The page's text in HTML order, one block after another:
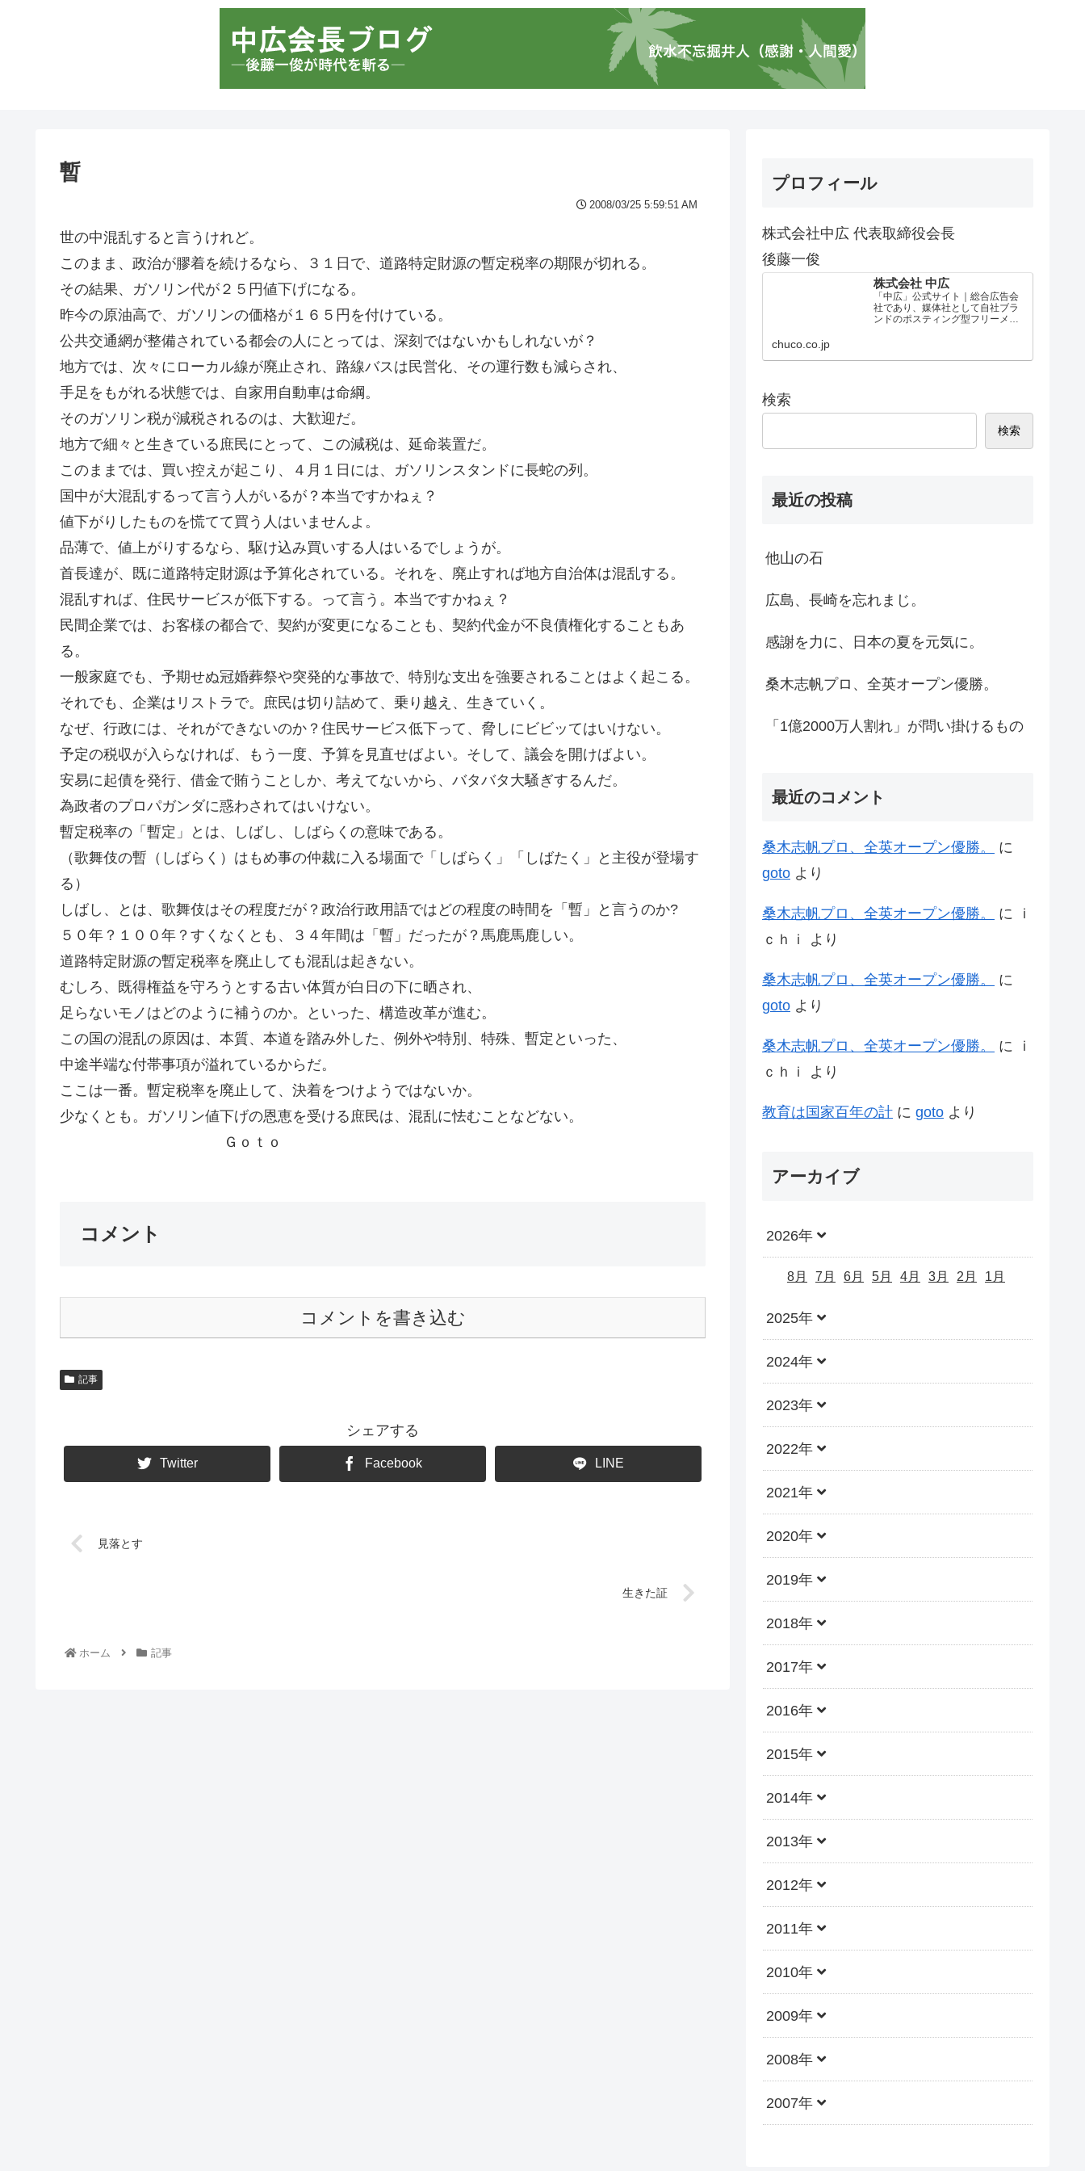
暫
2008/03/25 5:59:51 AM
世の中混乱すると言うけれど。
このまま、政治が膠着を続けるなら、３１日で、道路特定財源の暫定税率の期限が切れる。
その結果、ガソリン代が２５円値下げになる。
昨今の原油高で、ガソリンの価格が１６５円を付けている。
公共交通網が整備されている都会の人にとっては、深刻ではないかもしれないが？
地方では、次々にローカル線が廃止され、路線バスは民営化、その運行数も減らされ、
手足をもがれる状態では、自家用自動車は命綱。
そのガソリン税が減税されるのは、大歓迎だ。
地方で細々と生きている庶民にとって、この減税は、延命装置だ。
このままでは、買い控えが起こり、４月１日には、ガソリンスタンドに長蛇の列。
国中が大混乱するって言う人がいるが？本当ですかねぇ？
値下がりしたものを慌てて買う人はいませんよ。
品薄で、値上がりするなら、駆け込み買いする人はいるでしょうが。
首長達が、既に道路特定財源は予算化されている。それを、廃止すれば地方自治体は混乱する。
混乱すれば、住民サービスが低下する。って言う。本当ですかねぇ？
民間企業では、お客様の都合で、契約が変更になることも、契約代金が不良債権化することもあ
る。
一般家庭でも、予期せぬ冠婚葬祭や突発的な事故で、特別な支出を強要されることはよく起こる。
それでも、企業はリストラで。庶民は切り詰めて、乗り越え、生きていく。
なぜ、行政には、それができないのか？住民サービス低下って、脅しにビビッてはいけない。
予定の税収が入らなければ、もう一度、予算を見直せばよい。そして、議会を開けばよい。
安易に起債を発行、借金で賄うことしか、考えてないから、バタバタ大騒ぎするんだ。
為政者のプロパガンダに惑わされてはいけない。
暫定税率の「暫定」とは、しばし、しばらくの意味である。
（歌舞伎の暫（しばらく）はもめ事の仲裁に入る場面で「しばらく」「しばたく」と主役が登場す
る）
しばし、とは、歌舞伎はその程度だが？政治行政用語ではどの程度の時間を「暫」と言うのか?
５０年？１００年？すくなくとも、３４年間は「暫」だったが？馬鹿馬鹿しい。
道路特定財源の暫定税率を廃止しても混乱は起きない。
むしろ、既得権益を守ろうとする古い体質が白日の下に晒され、
足らないモノはどのように補うのか。といった、構造改革が進む。
この国の混乱の原因は、本質、本道を踏み外した、例外や特別、特殊、暫定といった、
中途半端な付帯事項が溢れているからだ。
ここは一番。暫定税率を廃止して、決着をつけようではないか。
少なくとも。ガソリン値下げの恩恵を受ける庶民は、混乱に怯むことなどない。
Ｇｏｔｏ
コメント
コメントを書き込む
記事
シェアする
Twitter Facebook LINE
見落とす
生きた証
ホーム 記事
プロフィール
株式会社中広 代表取締役会長
後藤一俊
株式会社 中広
「中広」公式サイト｜総合広告会
社であり、媒体社として自社ブラ
ンドのポスティング型フリーメデ
chuco.co.jp
検索
検索
最近の投稿
他山の石
広島、長崎を忘れまじ。
感謝を力に、日本の夏を元気に。
桑木志帆プロ、全英オープン優勝。
「1億2000万人割れ」が問い掛けるもの
最近のコメント
桑木志帆プロ、全英オープン優勝。
に
goto より
桑木志帆プロ、全英オープン優勝。 に
ｉ
ｃｈｉ
より
桑木志帆プロ、全英オープン優勝。
に
goto より
桑木志帆プロ、全英オープン優勝。 に
ｉ
ｃｈｉ
より
教育は国家百年の計 に goto より
アーカイブ
2026年
8月 7月 6月 5月 4月 3月 2月 1月
2025年
2024年
2023年
2022年
2021年
2020年
2019年
2018年
2017年
2016年
2015年
2014年
2013年
2012年
2011年
2010年
2009年
2008年
2007年